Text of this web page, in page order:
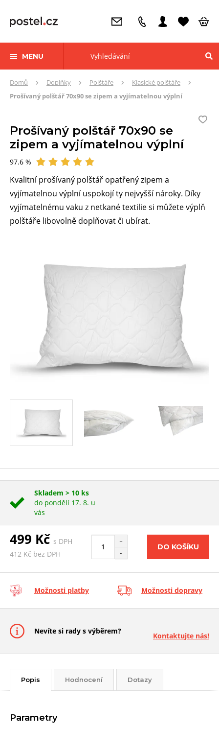
MENU
ZdeDomů Doplňky Polštáře
Klasické polštáře
Prošívaný polštář 70x90 se zipem a vyjímatelnou výplní
Prošívaný polštář 70x90 se
zipem a vyjímatelnou výplní
Hodnocení
97.6 %
Kvalitní prošívaný polštář opatřený zipem a
vyjímatelnou výplní uspokojí ty nejvyšší nároky. Díky
vyjímatelnému vaku z netkané textilie si můžete výplň
polštáře libovolně doplňovat či ubírat.
Skladem > 10 ks
do pondělí 17. 8. u
vás
499 Kč s DPH
412 Kč bez DPH
+
-
DO KOŠÍKU
Možnosti platby Možnosti dopravy
Nevíte si rady s výběrem?
Kontaktujte nás!
Popis Hodnocení Dotazy
Parametry